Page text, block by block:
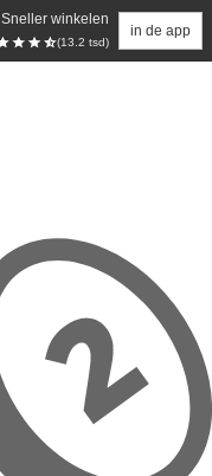
Sneller winkelen
(13.2 tsd)
in de app